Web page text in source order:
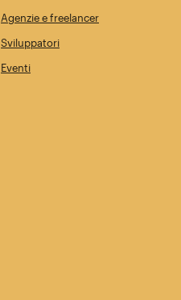
Agenzie e freelancer
Sviluppatori
Eventi